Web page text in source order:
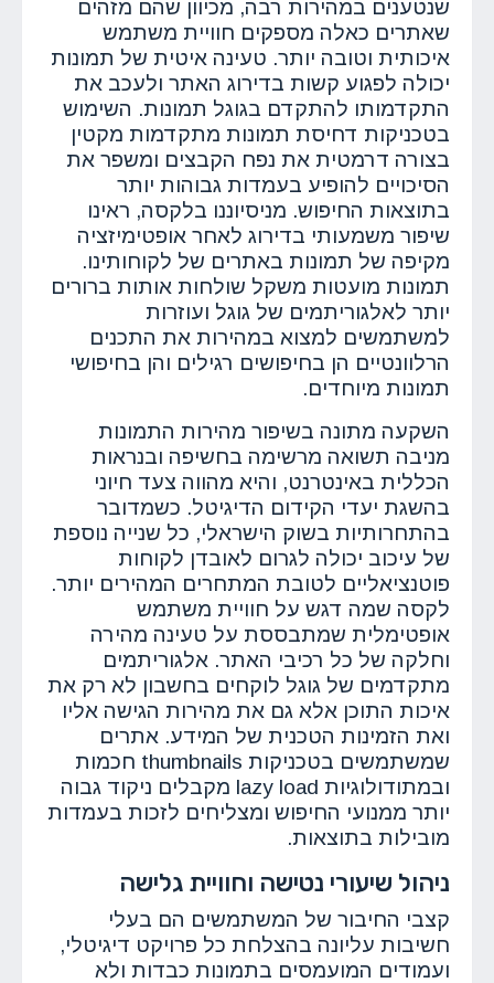
שנטענים במהירות רבה, מכיוון שהם מזהים
שאתרים כאלה מספקים חוויית משתמש
איכותית וטובה יותר. טעינה איטית של תמונות
יכולה לפגוע קשות בדירוג האתר ולעכב את
התקדמותו להתקדם בגוגל תמונות. השימוש
בטכניקות דחיסת תמונות מתקדמות מקטין
בצורה דרמטית את נפח הקבצים ומשפר את
הסיכויים להופיע בעמדות גבוהות יותר
בתוצאות החיפוש. מניסיוננו בלקסה, ראינו
שיפור משמעותי בדירוג לאחר אופטימיזציה
מקיפה של תמונות באתרים של לקוחותינו.
תמונות מועטות משקל שולחות אותות ברורים
יותר לאלגוריתמים של גוגל ועוזרות
למשתמשים למצוא במהירות את התכנים
הרלוונטיים הן בחיפושים רגילים והן בחיפושי
תמונות מיוחדים.
השקעה מתונה בשיפור מהירות התמונות
מניבה תשואה מרשימה בחשיפה ובנראות
הכללית באינטרנט, והיא מהווה צעד חיוני
בהשגת יעדי הקידום הדיגיטל. כשמדובר
בהתחרותיות בשוק הישראלי, כל שנייה נוספת
של עיכוב יכולה לגרום לאובדן לקוחות
פוטנציאליים לטובת המתחרים המהירים יותר.
לקסה שמה דגש על חוויית משתמש
אופטימלית שמתבססת על טעינה מהירה
וחלקה של כל רכיבי האתר. אלגוריתמים
מתקדמים של גוגל לוקחים בחשבון לא רק את
איכות התוכן אלא גם את מהירות הגישה אליו
ואת הזמינות הטכנית של המידע. אתרים
שמשתמשים בטכניקות thumbnails חכמות
ובמתודולוגיות lazy load מקבלים ניקוד גבוה
יותר ממנועי החיפוש ומצליחים לזכות בעמדות
מובילות בתוצאות.
ניהול שיעורי נטישה וחוויית גלישה
קצבי החיבור של המשתמשים הם בעלי
חשיבות עליונה בהצלחת כל פרויקט דיגיטלי,
ועמודים המועמסים בתמונות כבדות ולא